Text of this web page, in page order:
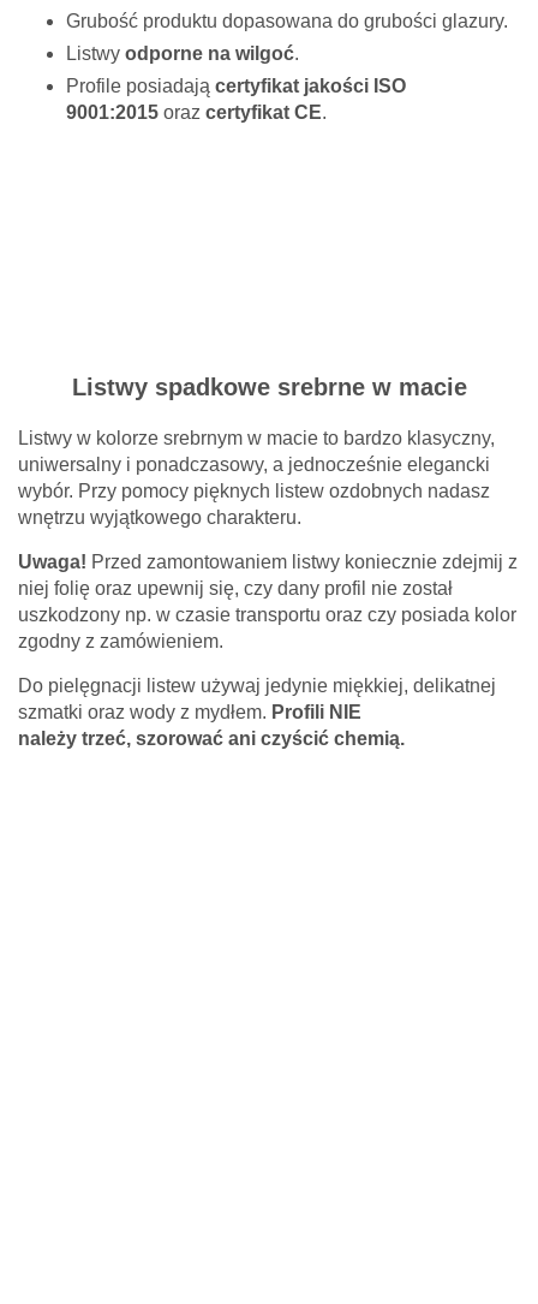
Grubość produktu dopasowana do grubości glazury.
Listwy odporne na wilgoć.
Profile posiadają certyfikat jakości ISO
9001:2015 oraz certyfikat CE.
Listwy spadkowe srebrne w macie
Listwy w kolorze srebrnym w macie to bardzo klasyczny,
uniwersalny i ponadczasowy, a jednocześnie elegancki
wybór. Przy pomocy pięknych listew ozdobnych nadasz
wnętrzu wyjątkowego charakteru.
Uwaga! Przed zamontowaniem listwy koniecznie zdejmij z
niej folię oraz upewnij się, czy dany profil nie został
uszkodzony np. w czasie transportu oraz czy posiada kolor
zgodny z zamówieniem.
Do pielęgnacji listew używaj jedynie miękkiej, delikatnej
szmatki oraz wody z mydłem. Profili NIE
należy trzeć, szorować ani czyścić chemią.
Twoje imię *
Twój adres e-mail *
Pytanie *